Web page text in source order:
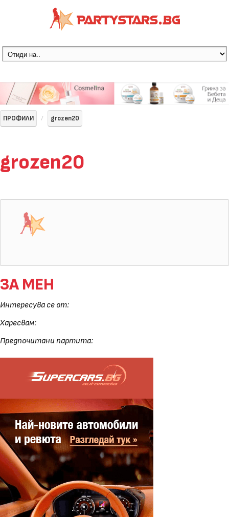
ПРОФИЛИ grozen20
grozen20
ЗА МЕН
Интересува се от:
Харесвам:
Предпочитани партита: